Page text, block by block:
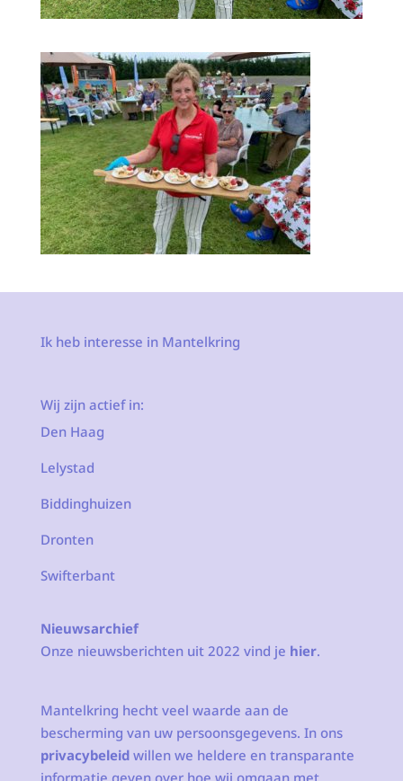
Ik heb interesse in Mantelkring
Wij zijn actief in:
Den Haag
Lelystad
Biddinghuizen
Dronten
Swifterbant
Nieuwsarchief
Onze nieuwsberichten uit 2022 vind je hier.
Mantelkring hecht veel waarde aan de
bescherming van uw persoonsgegevens. In ons
privacybeleidwillen we heldere en transparante